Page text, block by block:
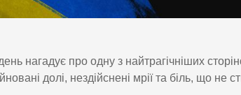
нагадує про одну з найтрагічніших
долі, нездійснені мрії та біль, що не